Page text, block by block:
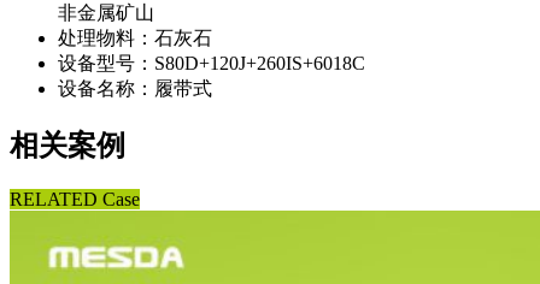
非金属矿山
处理物料：石灰石
设备型号：S80D+120J+260IS+6018C
设备名称：履带式
相关案例
RELATED Case